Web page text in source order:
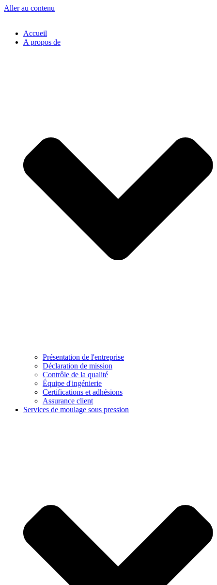
Aller au contenu
Accueil
A propos de
Présentation de l'entreprise
Déclaration de mission
Contrôle de la qualité
Équipe d'ingénierie
Certifications et adhésions
Assurance client
Services de moulage sous pression